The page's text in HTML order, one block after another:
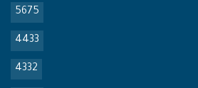
5675
4433
4332